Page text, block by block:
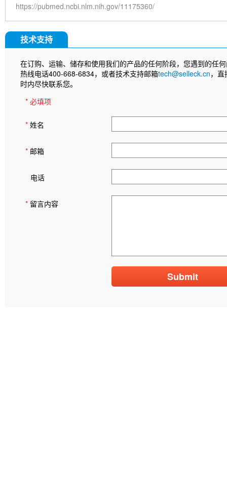
https://pubmed.ncbi.nlm.nih.gov/11175360/
技术支持
在订购、运输、储存和使用我们的产品的任何阶段，您遇到的任
热线电话400-668-6834，或者技术支持邮箱tech@selleck.cn，
时内尽快联系您。
* 必填项
* 姓名
* 邮箱
电话
* 留言内容